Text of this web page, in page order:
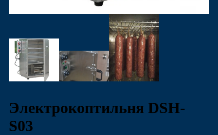
Электрокоптильня DSH-
S03